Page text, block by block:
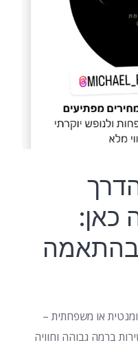
כאן:
בהתאמה
או משפחתית –
ברמה גבוהה וחוויה